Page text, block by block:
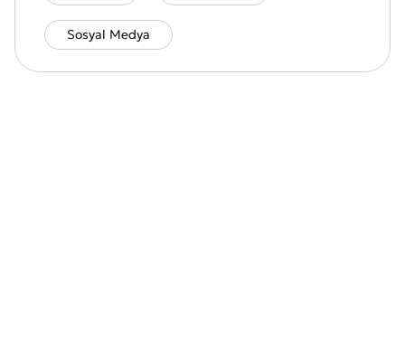
Sosyal Medya